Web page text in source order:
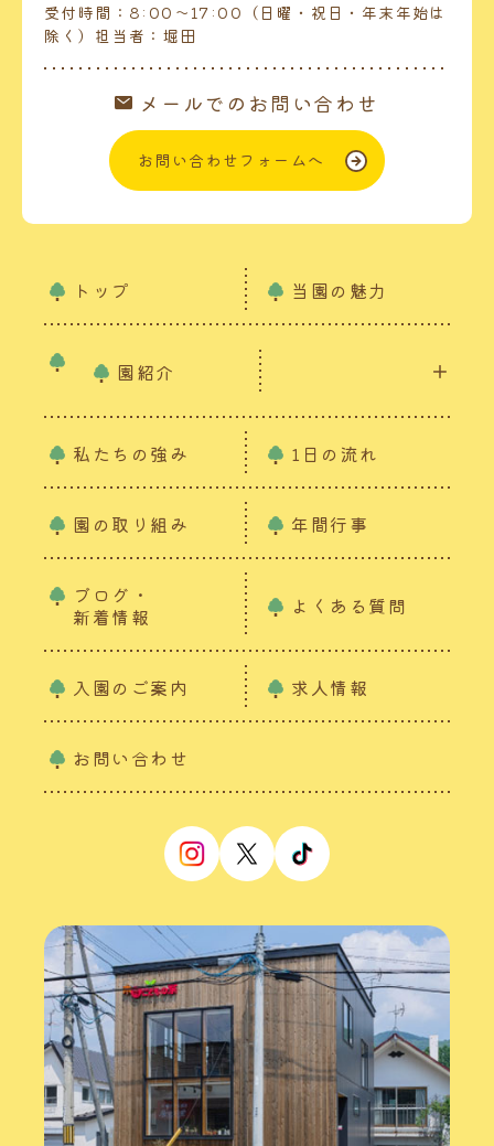
受付時間：8:00～17:00（日曜・祝日・年末年始は
除く）担当者：堀田
メールでのお問い合わせ
お問い合わせフォームへ
トップ 当園の魅力
園紹介
私たちの強み 1日の流れ
園の取り組み 年間行事
ブログ・
新着情報
よくある質問
入園のご案内 求人情報
お問い合わせ